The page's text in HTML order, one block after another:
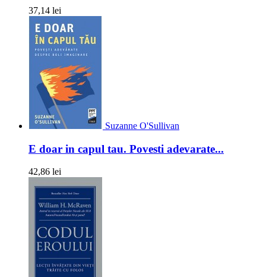
37,14 lei
Suzanne O'Sullivan
E doar in capul tau. Povesti adevarate...
42,86 lei